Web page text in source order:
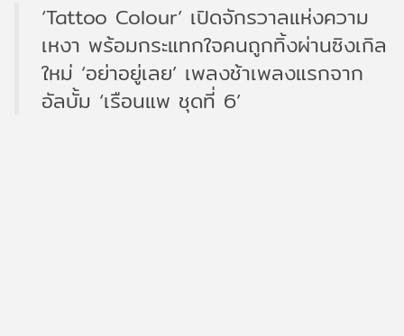
‘Tattoo Colour’ เปิดจักรวาลแห่งความ
เหงา พร้อมกระแทกใจคนถูกทิ้งผ่านซิงเกิล
ใหม่ ‘อย่าอยู่เลย’ เพลงช้าเพลงแรกจาก
อัลบั้ม ‘เรือนแพ ชุดที่ 6’